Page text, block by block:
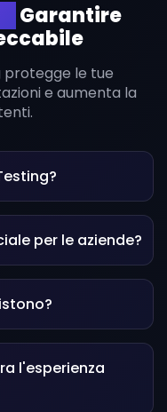
Garantire
protegge le tue
e aumenta la
per le aziende?
l'esperienza